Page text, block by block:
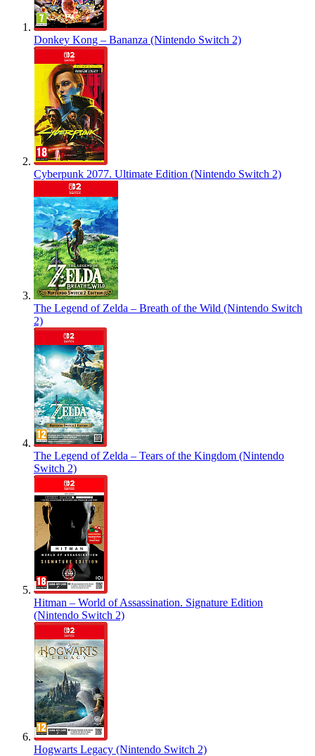
Donkey Kong – Bananza (Nintendo Switch 2)
Cyberpunk 2077. Ultimate Edition (Nintendo Switch 2)
The Legend of Zelda – Breath of the Wild (Nintendo Switch
2)
The Legend of Zelda – Tears of the Kingdom (Nintendo
Switch 2)
Hitman – World of Assassination. Signature Edition
(Nintendo Switch 2)
Hogwarts Legacy (Nintendo Switch 2)